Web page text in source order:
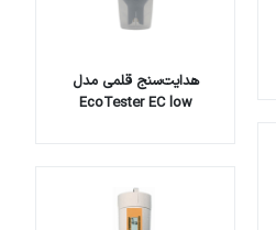
هدایت‌سنج قلمی مدل
EcoTester EC low